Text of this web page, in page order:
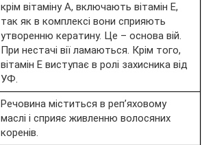
крім вітаміну А, включають вітамін Е,
так як в комплексі вони сприяють
утворенню кератину. Це – основа вій.
При нестачі вії ламаються. Крім того,
вітамін Е виступає в ролі захисника від
УФ.
Речовина міститься в реп’яховому
маслі і сприяє живленню волосяних
коренів.